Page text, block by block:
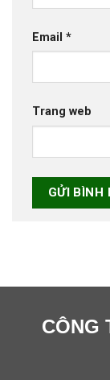
Email *
Trang web
CÔNG